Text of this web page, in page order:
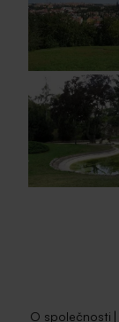
O společnosti |